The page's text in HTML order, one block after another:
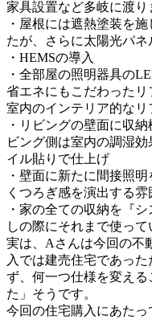
家具設置など多岐に渡り
・屋根には遮熱塗装を
たが、さらに太陽光パネ
・HEMSの導入
・全部屋の照明器具の
省エネにもこだわったリ
室内のインテリア的なリ
・リビングの壁面に収
ビング側は室内の調湿
イル貼りで仕上げ
・壁面に新たに間接照
くつろぎ感を演出する雰
・家の全ての収納を『
しの際にそれまで使って
実は、Aさんは今回の不
入では建売住宅であっ
ず、何一つ仕様を変え
た」そうです。
今回の住宅購入にあた